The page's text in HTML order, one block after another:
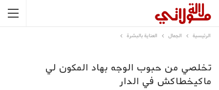
الرئيسية الجمال العناية بالبشرة
تخلصي من حبوب الوجه بهاد المكون لي
ماكيخطاكش في الدار